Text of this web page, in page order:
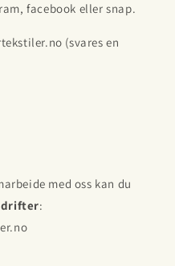
facebook eller snap.
(svares en
med oss kan du
: